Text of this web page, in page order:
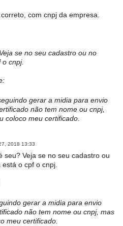
com cnpj da empresa.
se no seu cadastro ou no
cnpj.
gerar a midia para envio
não tem nome ou cnpj,
coloco meu certificado.
2018 13:33
seu? Veja se no seu cadastro ou
o cpf o cnpj.
gerar a midia para envio
não tem nome ou cnpj, mas
meu certificado.